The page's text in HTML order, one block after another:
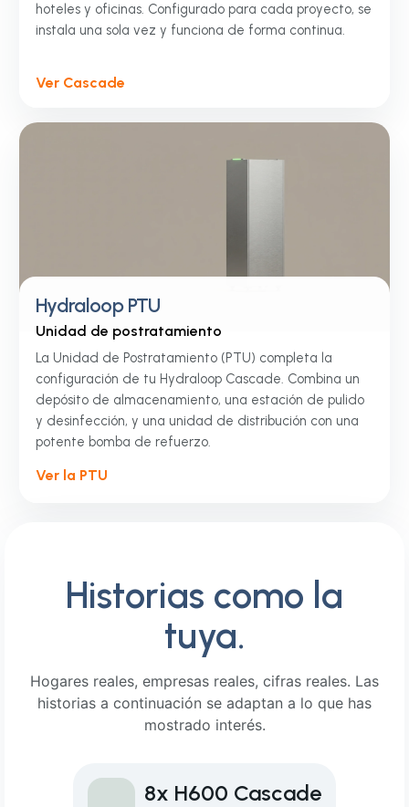
hoteles y oficinas. Configurado para cada proyecto, se
instala una sola vez y funciona de forma continua.
Ver Cascade
Hydraloop PTU
Unidad de postratamiento
La Unidad de Postratamiento (PTU) completa la
configuración de tu Hydraloop Cascade. Combina un
depósito de almacenamiento, una estación de pulido
y desinfección, y una unidad de distribución con una
potente bomba de refuerzo.
Ver la PTU
Historias como la
tuya.
Hogares reales, empresas reales, cifras reales. Las
historias a continuación se adaptan a lo que has
mostrado interés.
8x H600 Cascade